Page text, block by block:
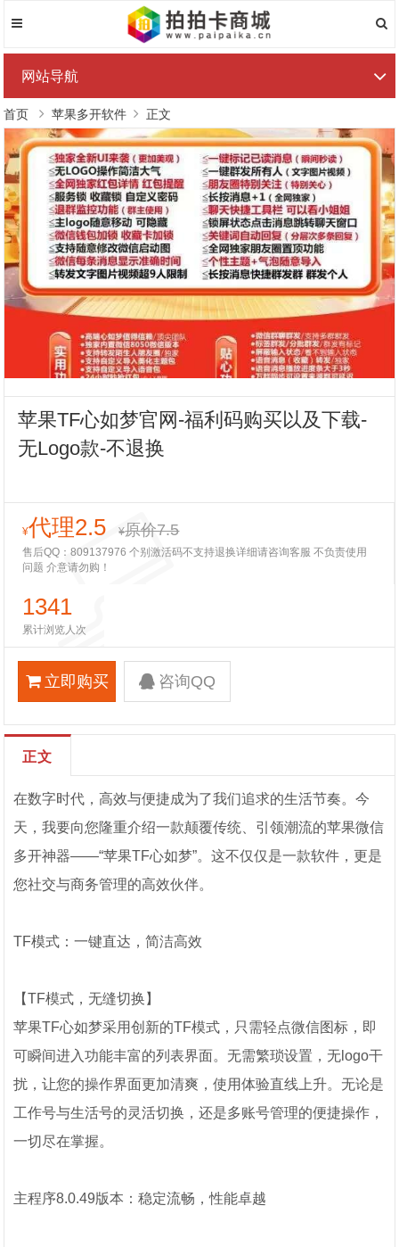
网站导航
首页 苹果多开软件 正文
苹果TF心如梦官网-福利码购买以及下载-
无Logo款-不退换
¥代理2.5 ¥原价7.5
售后QQ：809137976 个别激活码不支持退换详细请咨询客服 不负责使用
问题 介意请勿购！
1341
累计浏览人次
立即购买 咨询QQ
正文
在数字时代，高效与便捷成为了我们追求的生活节奏。今
天，我要向您隆重介绍一款颠覆传统、引领潮流的苹果微信
多开神器——“苹果TF心如梦”。这不仅仅是一款软件，更是
您社交与商务管理的高效伙伴。
TF模式：一键直达，简洁高效
【TF模式，无缝切换】
苹果TF心如梦采用创新的TF模式，只需轻点微信图标，即
可瞬间进入功能丰富的列表界面。无需繁琐设置，无logo干
扰，让您的操作界面更加清爽，使用体验直线上升。无论是
工作号与生活号的灵活切换，还是多账号管理的便捷操作，
一切尽在掌握。
主程序8.0.49版本：稳定流畅，性能卓越